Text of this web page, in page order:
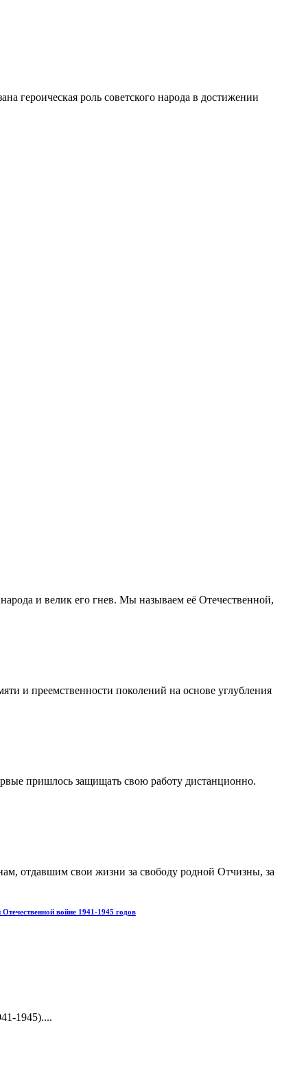
героическая роль советского народа в достижении
и велик его гнев. Мы называем её Отечественной,
и преемственности поколений на основе углубления
пришлось защищать свою работу дистанционно.
отдавшим свои жизни за свободу родной Отчизны, за
войне 1941-1945 годов
1945)....